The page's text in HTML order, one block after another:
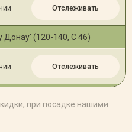
Отслеживать
Донау' (120-140, С 46)
Отслеживать
при посадке нашими